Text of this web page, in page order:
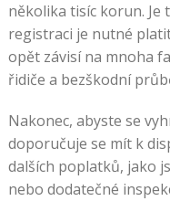
několika tisíc korun. Je
registraci je nutné
opět závisí na mnoha
řidiče a bezškodní
Nakonec, abyste se
doporučuje se mít k
dalších poplatků, jako
nebo dodatečné